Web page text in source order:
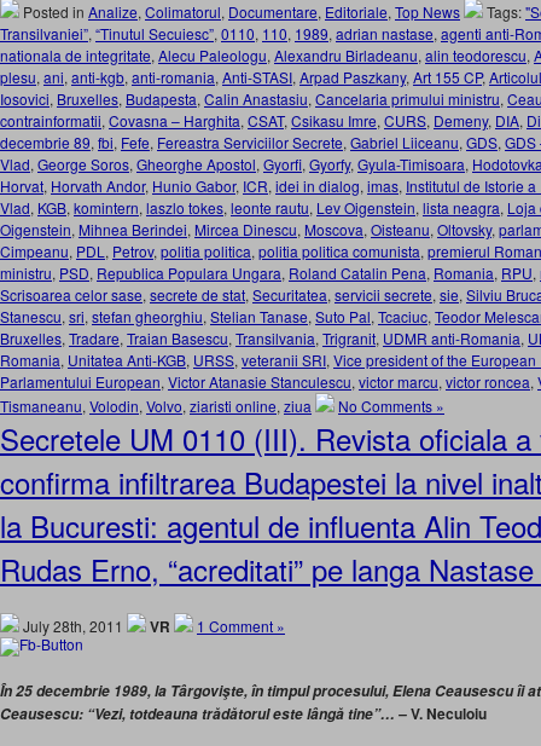
Posted in Analize, Colimatorul, Documentare, Editoriale, Top News Tags:
Transilvaniei”, “Tinutul Secuiesc”, 0110, 110, 1989, adrian nastase, agenti anti-
nationala de integritate, Alecu Paleologu, Alexandru Birladeanu, alin teodorescu,
plesu, ani, anti-kgb, anti-romania, Anti-STASI, Arpad Paszkany, Art 155 CP,
Iosovici, Bruxelles, Budapesta, Calin Anastasiu, Cancelaria primului ministru,
contrainformatii, Covasna – Harghita, CSAT, Csikasu Imre, CURS, Demeny, DIA,
decembrie 89, fbi, Fefe, Fereastra Serviciilor Secrete, Gabriel Liiceanu, GDS, GDS
Vlad, George Soros, Gheorghe Apostol, Gyorfi, Gyorfy, Gyula-Timisoara,
Horvat, Horvath Andor, Hunio Gabor, ICR, idei in dialog, imas, Institutul de Istorie
Vlad, KGB, komintern, laszlo tokes, leonte rautu, Lev Oigenstein, lista neagra, Loja
Oigenstein, Mihnea Berindei, Mircea Dinescu, Moscova, Oisteanu, Oltovsky,
Cimpeanu, PDL , Petrov, politia politica, politia politica comunista, premierul
ministru, PSD, Republica Populara Ungara, Roland Catalin Pena, Romania, RPU,
Scrisoarea celor sase, secrete de stat, Securitatea, servicii secrete, sie, Silviu
Stanescu, sri, stefan gheorghiu, Stelian Tanase, Suto Pal, Tcaciuc, Teodor
Bruxelles, Tradare, Traian Basescu, Transilvania, Trigranit, UDMR anti-Romania,
Romania, Unitatea Anti-KGB, URSS, veteranii SRI, Vice president of the
Parlamentului European, Victor Atanasie Stanculescu, victor marcu, victor roncea,
Tismaneanu, Volodin, Volvo, ziaristi online, ziua No Comments »
Secretele UM 0110 (III). Revista oficiala
confirma infiltrarea Budapestei la nivel
la Bucuresti: agentul de influenta Alin
Rudas Erno, “acreditati” pe langa
July 28th, 2011 VR 1 Comment »
În 25 decembrie 1989, la Târgovişte, în timpul procesului, Elena Ceausescu îi
Ceausescu: “Vezi, totdeauna trădătorul este lângă tine”… –V. Neculoiu